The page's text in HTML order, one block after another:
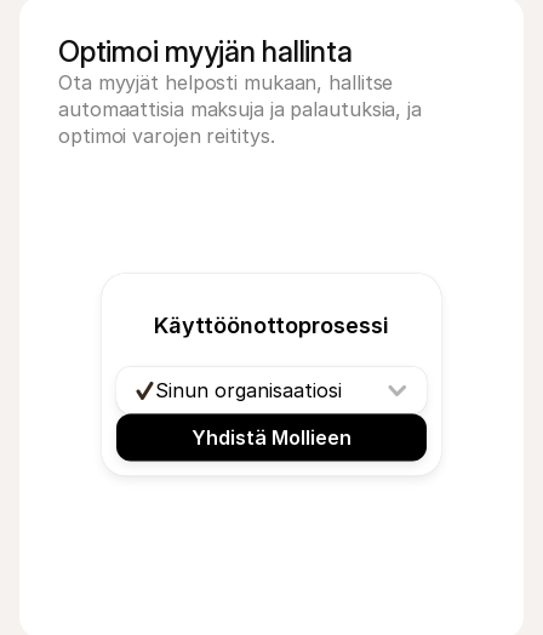
Optimoi myyjän hallinta
Ota myyjät helposti mukaan, hallitse
automaattisia maksuja ja palautuksia, ja
optimoi varojen reititys.
Käyttöönottoprosessi
Sinun organisaatiosi
Yhdistä Mollieen